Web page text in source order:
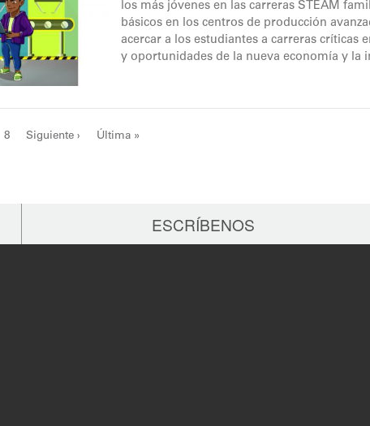
los más jóvenes en las carreras STEAM
básicos en los centros de producción
acercar a los estudiantes a carreras críticas
y oportunidades de la nueva economía y la
8 Siguiente › Última »
ESCRÍBENOS